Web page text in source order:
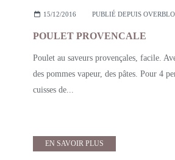
15/12/2016 PUBLIÉ DEPUIS
POULET PROVENCALE
Poulet au saveurs provençales, facile.
des pommes vapeur, des pâtes. Pour 4
cuisses de...
EN SAVOIR PLUS